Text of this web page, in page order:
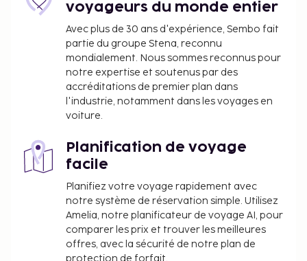
voyageurs du monde entier
Avec plus de 30 ans d'expérience, Sembo fait
partie du groupe Stena, reconnu
mondialement. Nous sommes reconnus pour
notre expertise et soutenus par des
accréditations de premier plan dans
l'industrie, notamment dans les voyages en
voiture.
Planification de voyage
facile
Planifiez votre voyage rapidement avec
notre système de réservation simple. Utilisez
Amelia, notre planificateur de voyage AI, pour
comparer les prix et trouver les meilleures
offres, avec la sécurité de notre plan de
protection de forfait.